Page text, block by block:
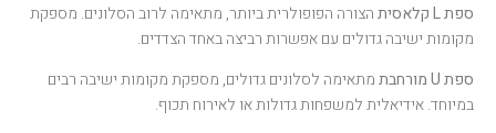
ספת L קלאסית
הצורה הפופולרית ביותר, מתאימה לרוב הסלונים. מספקת
מקומות ישיבה גדולים עם אפשרות רביצה באחד הצדדים.
ספת U מורחבת
מתאימה לסלונים גדולים, מספקת מקומות ישיבה רבים
במיוחד. אידיאלית למשפחות גדולות או לאירוח תכוף.